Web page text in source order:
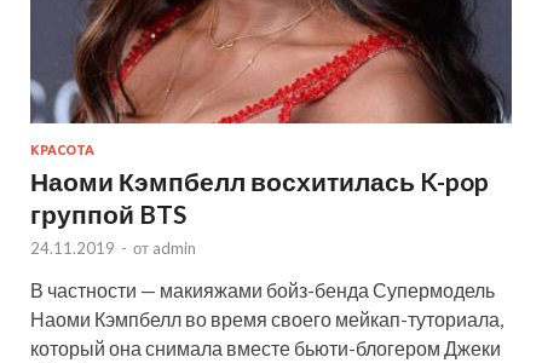
КРАСОТА
Наоми Кэмпбелл восхитилась K-pop
группой BTS
24.11.2019 - от admin
В частности — макияжами бойз-бенда Супермодель
Наоми Кэмпбелл во время своего мейкап-туториала,
который она снимала вместе бьюти-блогером Джеки